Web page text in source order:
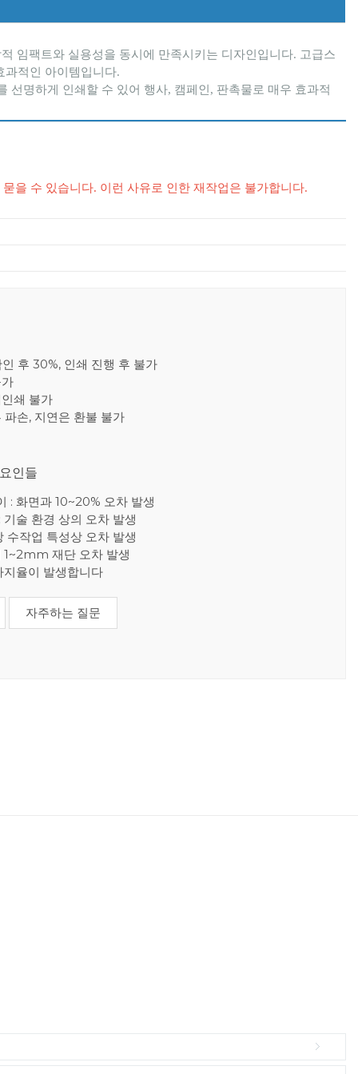
임팩트와 실용성을 동시에 만족시키는 디자인입니다. 고급스
과적인 아이템입니다.
선명하게 인쇄할 수 있어 행사, 캠페인, 판촉물로 매우 효과적
을 수 있습니다. 이런 사유로 인한 재작업은 불가합니다.
후 30%, 인쇄 진행 후 불가
쇄 불가
손, 지연은 환불 불가
인들
: 화면과 10~20% 오차 발생
술 환경 상의 오차 발생
수작업 특성상 오차 발생
1~2mm 재단 오차 발생
율이 발생합니다
자주하는 질문